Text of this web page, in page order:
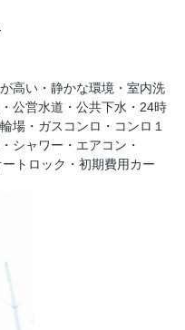
高い・静かな環境・室内洗
公営水道・公共下水・24時
場・ガスコンロ・コンロ１
シャワー・エアコン・
トロック・初期費用カー